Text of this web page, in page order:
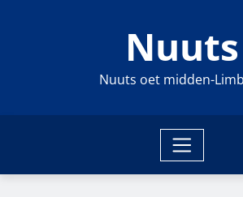
Nuuts
Nuuts oet midden-